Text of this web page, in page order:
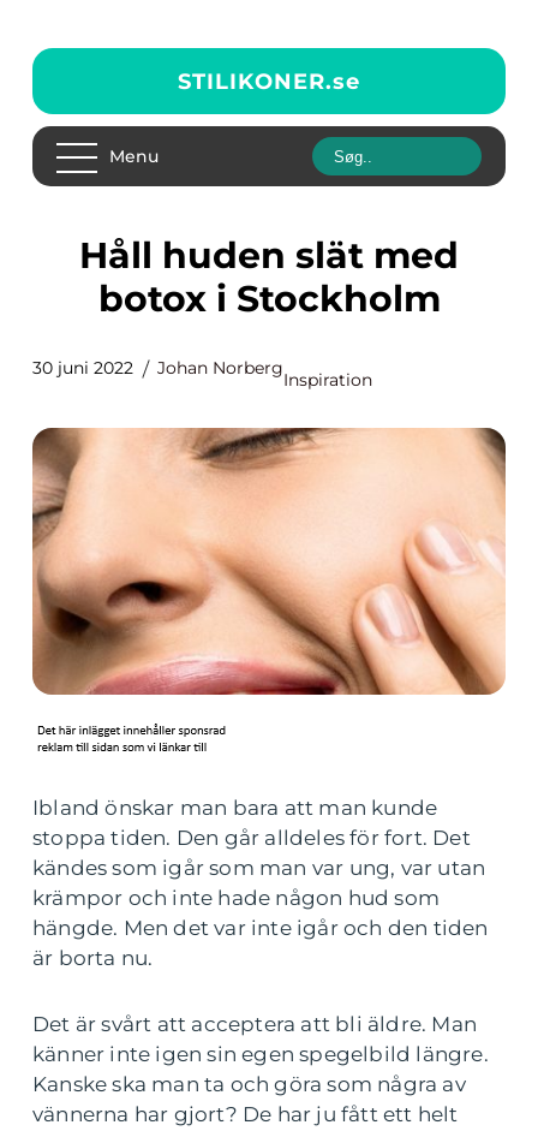
STILIKONER.se
Menu
Håll huden slät med
botox i Stockholm
30 juni 2022 Johan Norberg
Inspiration
Ibland önskar man bara att man kunde
stoppa tiden. Den går alldeles för fort. Det
kändes som igår som man var ung, var utan
krämpor och inte hade någon hud som
hängde. Men det var inte igår och den tiden
är borta nu.
Det är svårt att acceptera att bli äldre. Man
känner inte igen sin egen spegelbild längre.
Kanske ska man ta och göra som några av
vännerna har gjort? De har ju fått ett helt